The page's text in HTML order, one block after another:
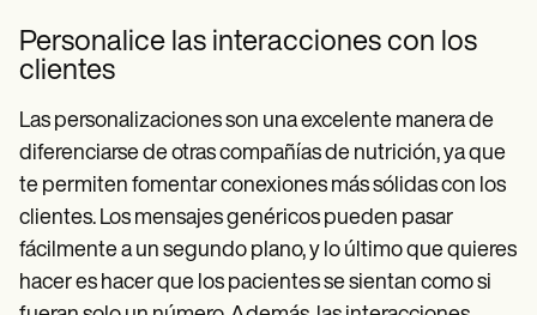
Personalice las interacciones con los
clientes
Las personalizaciones son una excelente manera de
diferenciarse de otras compañías de nutrición, ya que
te permiten fomentar conexiones más sólidas con los
clientes. Los mensajes genéricos pueden pasar
fácilmente a un segundo plano, y lo último que quieres
hacer es hacer que los pacientes se sientan como si